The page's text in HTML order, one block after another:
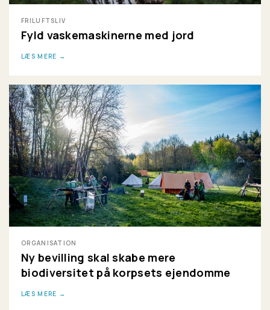
FRILUFTSLIV
Fyld vaskemaskinerne med jord
LÆS MERE
ORGANISATION
Ny bevilling skal skabe mere
biodiversitet på korpsets ejendomme
LÆS MERE